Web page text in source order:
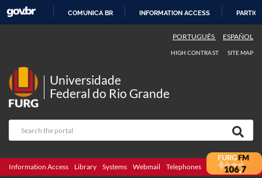
COMUNICA BR INFORMATION ACCESS
PORTUGUÊS ESPAÑOL
HIGH CONTRAST SITE MAP
Universidade
Federal do Rio Grande
Information Access Library Systems Webmail Telephones Bidding